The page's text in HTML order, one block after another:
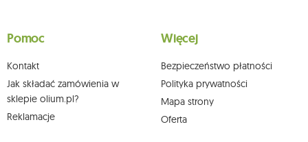
na adres siedziby.
Pomoc
Kontakt
Jak składać zamówienia w
sklepie olium.pl?
Reklamacje
Więcej
Bezpieczeństwo płatności
Polityka prywatności
Mapa strony
Oferta